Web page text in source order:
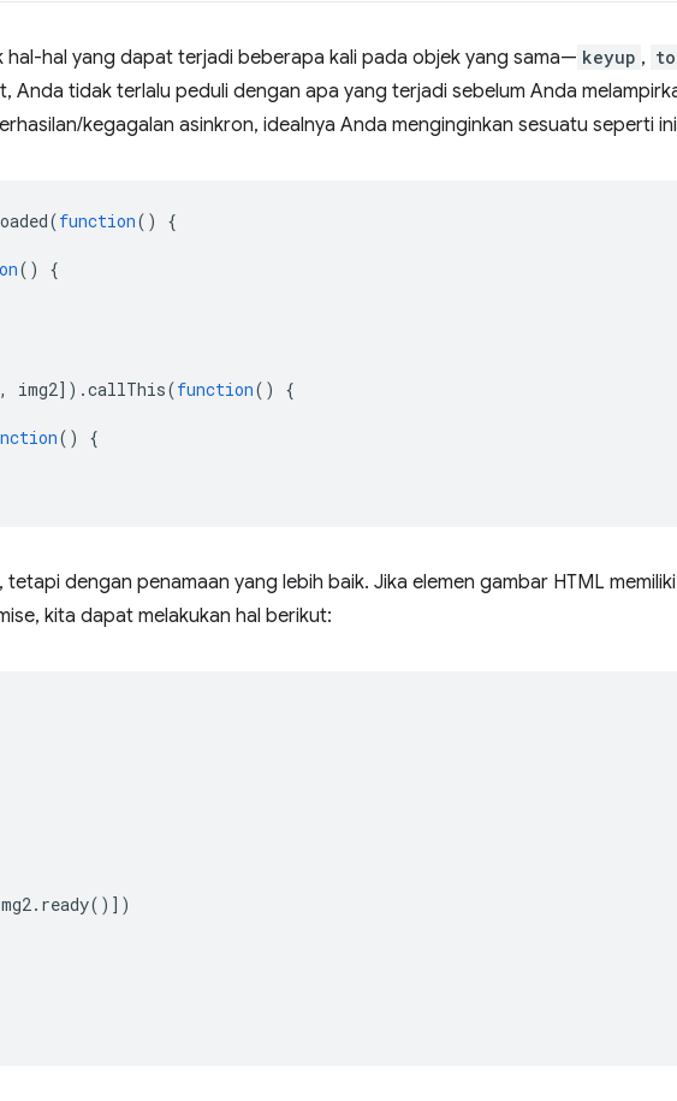
hal yang dapat terjadi beberapa kali pada objek yang sama— keyup ,
Anda tidak terlalu peduli dengan apa yang terjadi sebelum Anda
kegagalan asinkron, idealnya Anda menginginkan sesuatu seperti
(function()
{
()
{
, img2]).callThis(function()
{
()
{
tetapi dengan penamaan yang lebih baik. Jika elemen gambar HTML
kita dapat melakukan hal berikut:
. ready()])